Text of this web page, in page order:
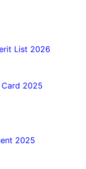
List 2026
2025
2025